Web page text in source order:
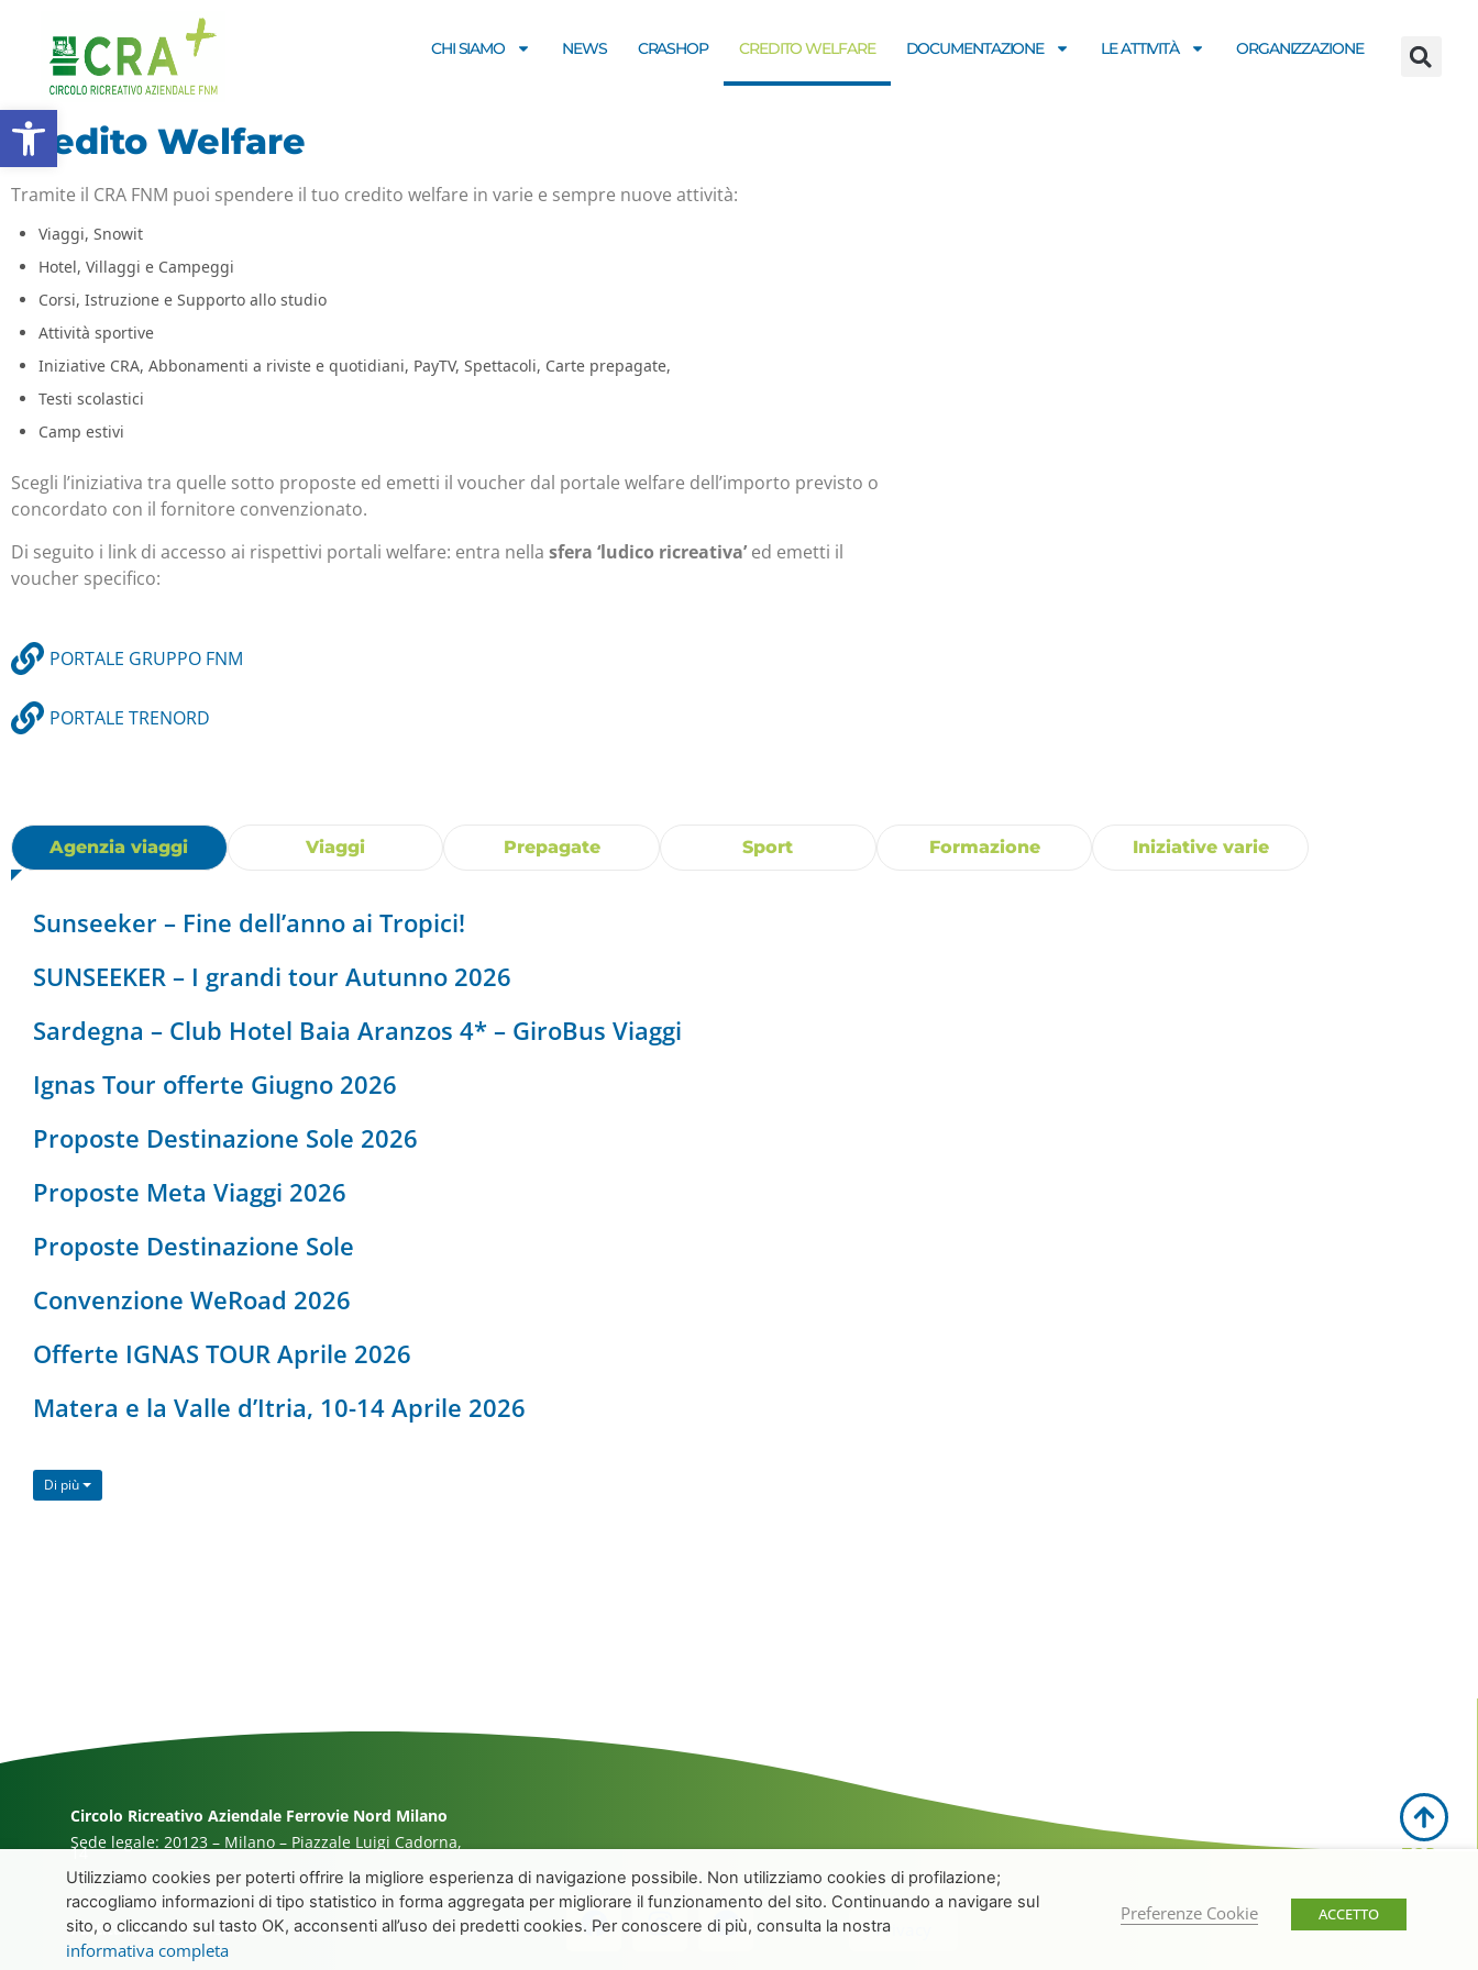
Apri la barra degli strumenti
CHI SIAMO NEWS CRASHOP CREDITO WELFARE DOCUMENTAZIONE LE ATTIVITÀ ORGANIZZAZIONE
Credito Welfare
Tramite il CRA FNM puoi spendere il tuo credito welfare in varie e sempre nuove attività:
Viaggi, Snowit
Hotel, Villaggi e Campeggi
Corsi, Istruzione e Supporto allo studio
Attività sportive
Iniziative CRA, Abbonamenti a riviste e quotidiani, PayTV, Spettacoli, Carte prepagate,
Testi scolastici
Camp estivi
Scegli l’iniziativa tra quelle sotto proposte ed emetti il voucher dal portale welfare dell’importo previsto o
concordato con il fornitore convenzionato.
Di seguito i link di accesso ai rispettivi portali welfare: entra nella sfera ‘ludico ricreativa’ ed emetti il
voucher specifico:
PORTALE GRUPPO FNM
PORTALE TRENORD
Agenzia viaggi Viaggi Prepagate Sport Formazione Iniziative varie
Sunseeker – Fine dell’anno ai Tropici!
SUNSEEKER – I grandi tour Autunno 2026
Sardegna – Club Hotel Baia Aranzos 4* – GiroBus Viaggi
Ignas Tour offerte Giugno 2026
Proposte Destinazione Sole 2026
Proposte Meta Viaggi 2026
Proposte Destinazione Sole
Convenzione WeRoad 2026
Offerte IGNAS TOUR Aprile 2026
Matera e la Valle d’Itria, 10-14 Aprile 2026
Di più
Circolo Ricreativo Aziendale Ferrovie Nord Milano
Sede legale: 20123 – Milano – Piazzale Luigi Cadorna,
14
Codice Fiscale:80175390154
Partita I.V.A.04601960158 Privacy
TOP
Utilizziamo cookies per poterti offrire la migliore esperienza di navigazione possibile. Non utilizziamo cookies di profilazione;
raccogliamo informazioni di tipo statistico in forma aggregata per migliorare il funzionamento del sito. Continuando a navigare sul
sito, o cliccando sul tasto OK, acconsenti all’uso dei predetti cookies. Per conoscere di più, consulta la nostra
informativa completa
Preferenze Cookie ACCETTO